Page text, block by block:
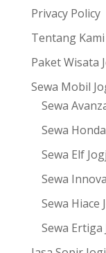
Privacy Policy
Tentang Kami
Paket Wisata
Sewa Mobil
Sewa
Sewa
Sewa Elf
Sewa
Sewa Hiace
Sewa Ertiga